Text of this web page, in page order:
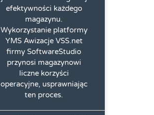
efektywności każdego
magazynu.
Wykorzystanie platformy
YMS Awizacje VSS.net
firmy SoftwareStudio
przynosi magazynowi
liczne korzyści
operacyjne, usprawniając
ten proces.